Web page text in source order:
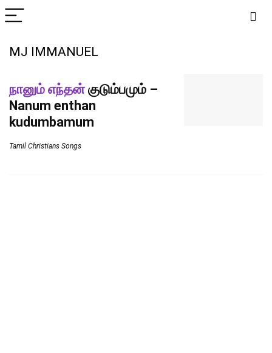
MJ IMMANUEL
நானும் எந்தன்குடும்பமும் –
Nanum enthan
kudumbamum
Tamil Christians Songs